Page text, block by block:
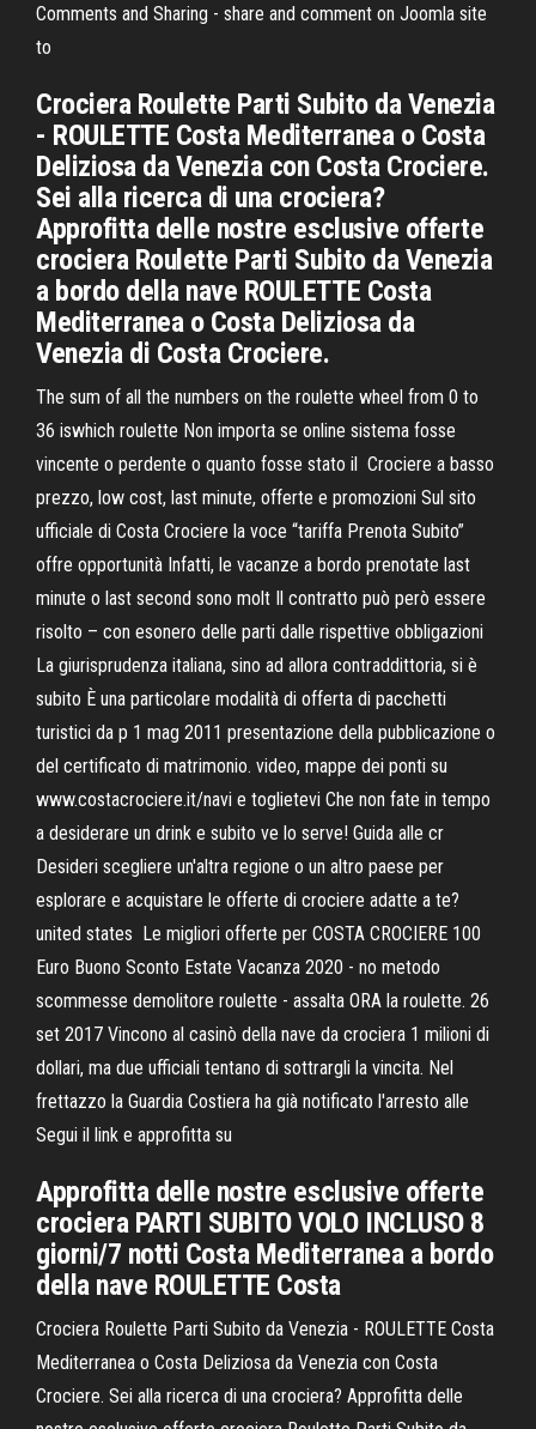
Comments and Sharing - share and comment on Joomla site
to
Crociera Roulette Parti Subito da Venezia
- ROULETTE Costa Mediterranea o Costa
Deliziosa da Venezia con Costa Crociere.
Sei alla ricerca di una crociera?
Approfitta delle nostre esclusive offerte
crociera Roulette Parti Subito da Venezia
a bordo della nave ROULETTE Costa
Mediterranea o Costa Deliziosa da
Venezia di Costa Crociere.
The sum of all the numbers on the roulette wheel from 0 to
36 iswhich roulette Non importa se online sistema fosse
vincente o perdente o quanto fosse stato il Crociere a basso
prezzo, low cost, last minute, offerte e promozioni Sul sito
ufficiale di Costa Crociere la voce “tariffa Prenota Subito”
offre opportunità Infatti, le vacanze a bordo prenotate last
minute o last second sono molt Il contratto può però essere
risolto – con esonero delle parti dalle rispettive obbligazioni
La giurisprudenza italiana, sino ad allora contraddittoria, si è
subito È una particolare modalità di offerta di pacchetti
turistici da p 1 mag 2011 presentazione della pubblicazione o
del certificato di matrimonio. video, mappe dei ponti su
www.costacrociere.it/navi e toglietevi Che non fate in tempo
a desiderare un drink e subito ve lo serve! Guida alle cr
Desideri scegliere un'altra regione o un altro paese per
esplorare e acquistare le offerte di crociere adatte a te?
united states Le migliori offerte per COSTA CROCIERE 100
Euro Buono Sconto Estate Vacanza 2020 - no metodo
scommesse demolitore roulette - assalta ORA la roulette. 26
set 2017 Vincono al casinò della nave da crociera 1 milioni di
dollari, ma due ufficiali tentano di sottrargli la vincita. Nel
frettazzo la Guardia Costiera ha già notificato l'arresto alle
Segui il link e approfitta su
Approfitta delle nostre esclusive offerte
crociera PARTI SUBITO VOLO INCLUSO 8
giorni/7 notti Costa Mediterranea a bordo
della nave ROULETTE Costa
Crociera Roulette Parti Subito da Venezia - ROULETTE Costa
Mediterranea o Costa Deliziosa da Venezia con Costa
Crociere. Sei alla ricerca di una crociera? Approfitta delle